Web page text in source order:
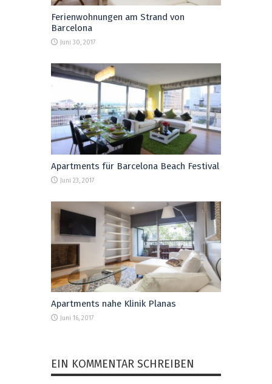
Ferienwohnungen am Strand von
Barcelona
Juni 30, 2017
Apartments für Barcelona Beach Festival
Juni 23, 2017
Apartments nahe Klinik Planas
Juni 16, 2017
EIN KOMMENTAR SCHREIBEN